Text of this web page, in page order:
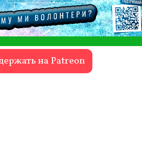
на Patreon